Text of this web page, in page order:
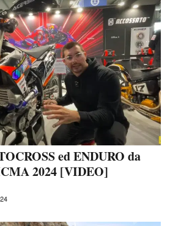
ed ENDURO da
2024 [VIDEO]